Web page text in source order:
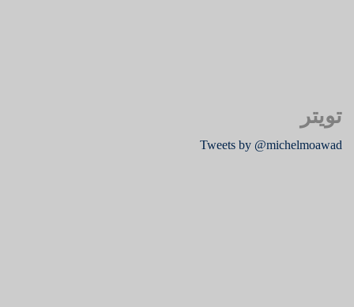
تويتر
Tweets by @michelmoawad